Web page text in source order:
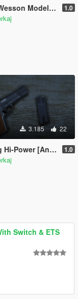
Model 29 [Animated] 1.0
3.185 22
Power [Animated] 1.0
Switch & ETS